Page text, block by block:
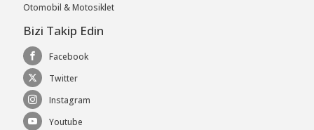
Otomobil & Motosiklet
Bizi Takip Edin
Facebook
Twitter
Instagram
Youtube